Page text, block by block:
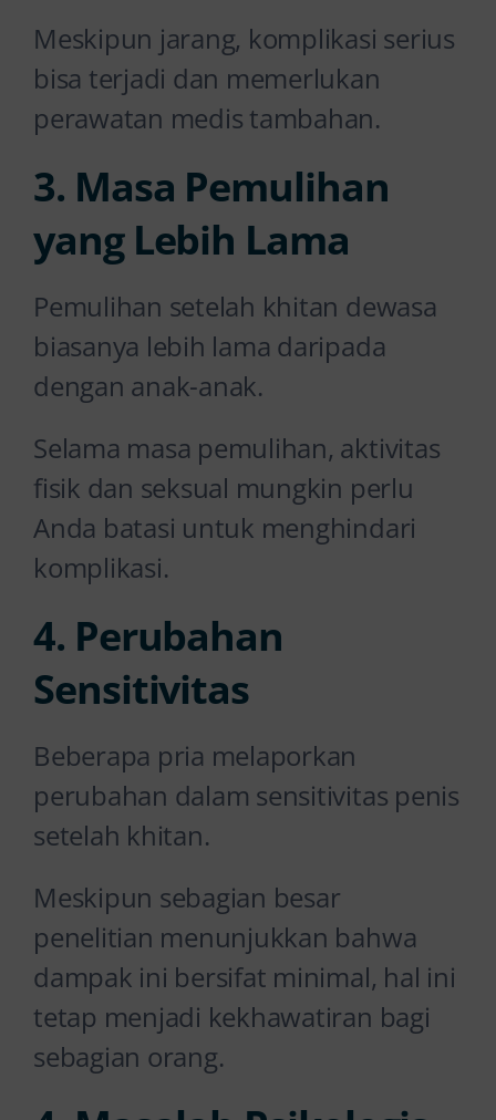
Meskipun jarang, komplikasi serius
bisa terjadi dan memerlukan
perawatan medis tambahan.
3. Masa Pemulihan
yang Lebih Lama
Pemulihan setelah khitan dewasa
biasanya lebih lama daripada
dengan anak-anak.
Selama masa pemulihan, aktivitas
fisik dan seksual mungkin perlu
Anda batasi untuk menghindari
komplikasi.
4. Perubahan
Sensitivitas
Beberapa pria melaporkan
perubahan dalam sensitivitas penis
setelah khitan.
Meskipun sebagian besar
penelitian menunjukkan bahwa
dampak ini bersifat minimal, hal ini
tetap menjadi kekhawatiran bagi
sebagian orang.